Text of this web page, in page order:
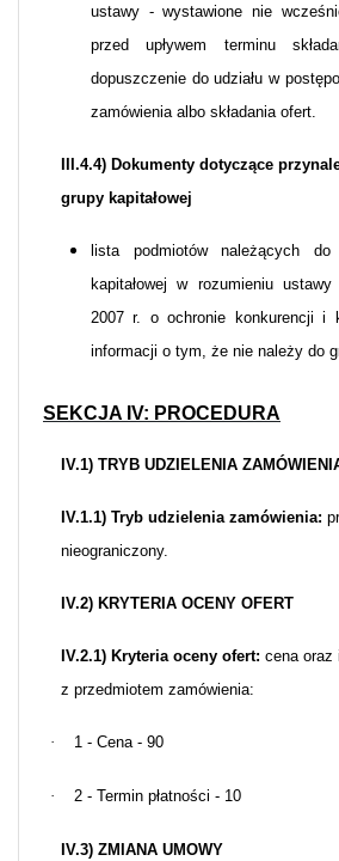
ustawy - wystawione nie
przed upływem terminu
dopuszczenie do udziału w
zamówienia albo składania ofert.
III.4.4) Dokumenty dotyczące
grupy kapitałowej
lista podmiotów należących
kapitałowej w rozumieniu
2007 r. o ochronie konkurencji i
informacji o tym, że nie należy do
SEKCJA IV: PROCEDURA
IV.1) TRYB UDZIELENIA
IV.1.1) Tryb udzielenia zamówienia:
nieograniczony.
IV.2) KRYTERIA OCENY OFERT
IV.2.1) Kryteria oceny ofert: cena oraz
z przedmiotem zamówienia:
· 1 - Cena - 90
· 2 - Termin płatności - 10
IV.3) ZMIANA UMOWY